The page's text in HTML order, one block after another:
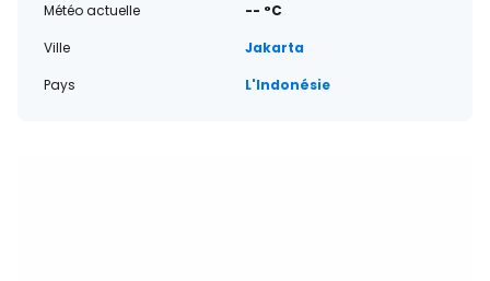
Météo actuelle
-- °C
Ville
Jakarta
Pays
L'Indonésie